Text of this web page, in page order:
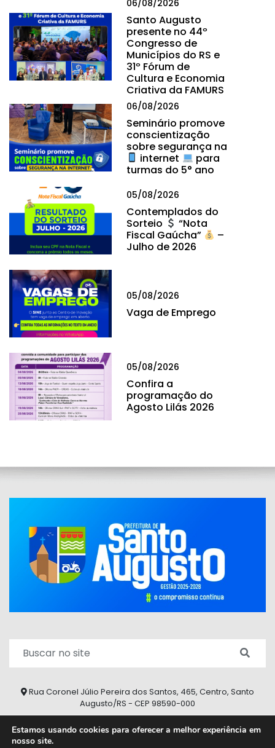
06/08/2026
Santo Augusto
presente no 44º
Congresso de
Municípios do RS e
31º Fórum de
Cultura e Economia
Criativa da FAMURS
06/08/2026
Seminário promove
conscientização
sobre segurança na
internet
para
turmas do 5° ano
05/08/2026
Contemplados do
Sorteio
“Nota
Fiscal Gaúcha”
–
Julho de 2026
05/08/2026
Vaga de Emprego
05/08/2026
Confira a
programação do
Agosto Lilás 2026
Rua Coronel Júlio Pereira dos Santos, 465, Centro, Santo
Augusto/RS - CEP 98590-000
Estamos usando cookies para oferecer a melhor experiência em
nosso site.